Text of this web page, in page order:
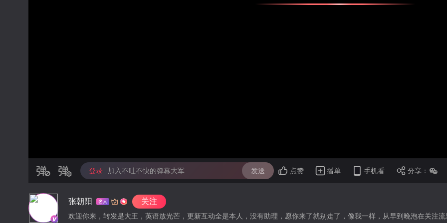
登录 加入不吐不快的弹幕大军 发送 点赞 播单 手机看 分享：
张朝阳 关注
欢迎你来，转发是大王，英语放光芒，更新互动全是本人，没有助理，愿你来了就别走了，像我一样，从早到晚泡在关注流